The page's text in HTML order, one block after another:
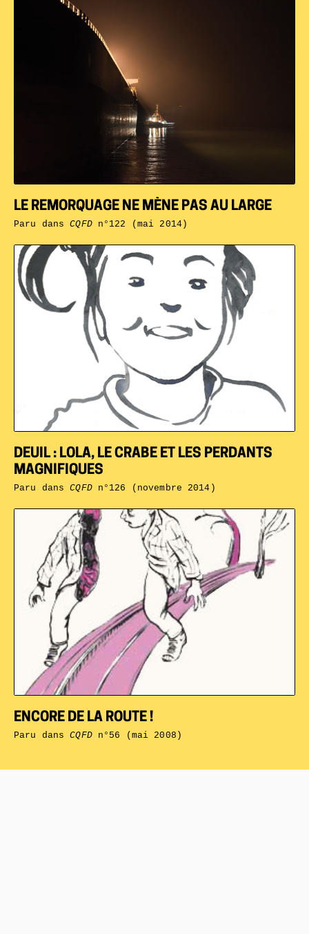
ENCORE DE LA ROUTE !
Paru dansCQFDn°56 (mai 2008)
DEUIL : LOLA, LE CRABE ET LES PERDANTS
MAGNIFIQUES
Paru dansCQFDn°126 (novembre 2014)
LE REMORQUAGE NE MÈNE PAS AU LARGE
Paru dansCQFDn°122 (mai 2014)